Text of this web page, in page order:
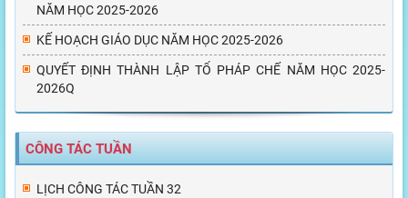
NĂM HỌC 2025-2026
KẾ HOẠCH GIÁO DỤC NĂM HỌC 2025-2026
QUYẾT ĐỊNH THÀNH LẬP TỔ PHÁP CHẾ NĂM HỌC 2025-
2026Q
CÔNG TÁC TUẦN
LỊCH CÔNG TÁC TUẦN 32